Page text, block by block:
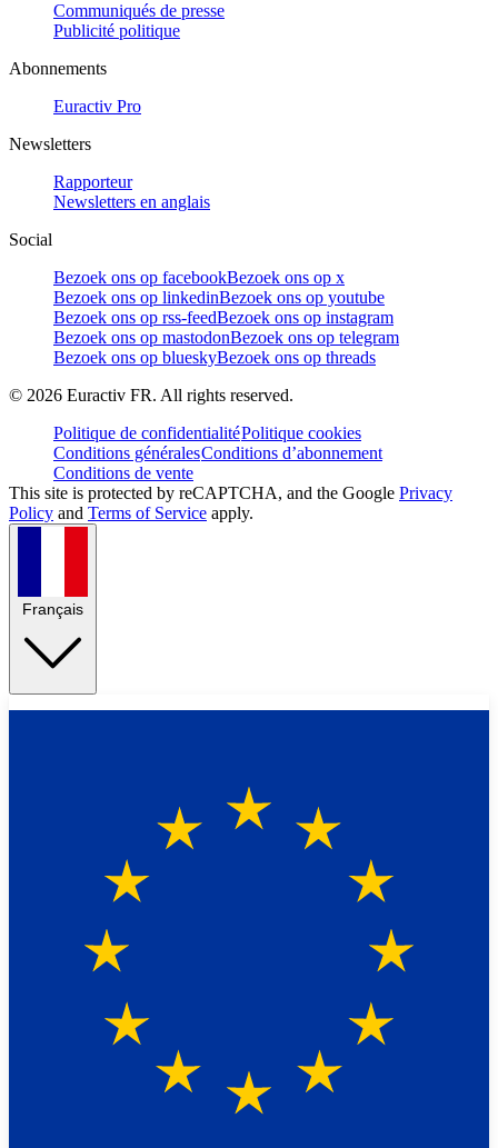
Communiqués de presse
Publicité politique
Abonnements
Euractiv Pro
Newsletters
Rapporteur
Newsletters en anglais
Social
Bezoek ons op facebookBezoek ons op x
Bezoek ons op linkedinBezoek ons op youtube
Bezoek ons op rss-feedBezoek ons op instagram
Bezoek ons op mastodonBezoek ons op telegram
Bezoek ons op blueskyBezoek ons op threads
© 2026 Euractiv FR. All rights reserved.
Politique de confidentialitéPolitique cookies
Conditions généralesConditions d’abonnement
Conditions de vente
This site is protected by reCAPTCHA, and the Google Privacy
Policy and Terms of Service apply.
Français